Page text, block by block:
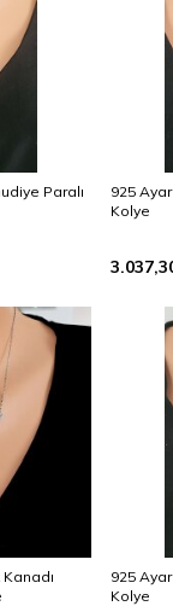
Paralı
925
Kolye
925
Kolye